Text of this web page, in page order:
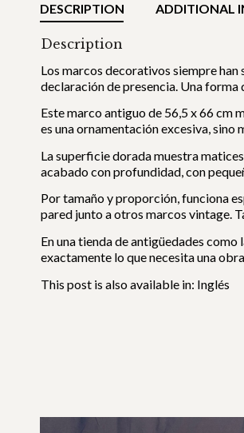
DESCRIPTION ADDITIONAL
Description
Los marcos decorativos siempre
declaración de presencia. Una forma
Este marco antiguo de 56,5 x 66 cm
es una ornamentación excesiva,
La superficie dorada muestra
acabado con profundidad, con
Por tamaño y proporción, funciona
pared junto a otros marcos vintage.
En una tienda de antigüedades como
exactamente lo que necesita una
This post is also available in: Inglés